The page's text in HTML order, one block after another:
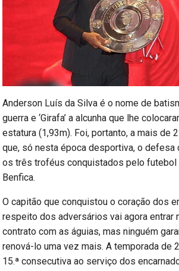
Anderson Luís da Silva é o nome de
guerra e ‘Girafa’ a alcunha que lhe
estatura (1,93m). Foi, portanto, a mais de
que, só nesta época desportiva, o defesa
os três troféus conquistados pelo futebol
Benfica.
O capitão que conquistou o coração dos
respeito dos adversários vai agora entrar
contrato com as águias, mas ninguém
renová-lo uma vez mais. A temporada de
15.ª consecutiva ao serviço dos